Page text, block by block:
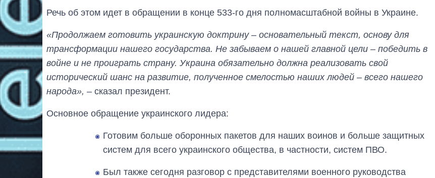
Речь об этом идет в обращении в конце 533-го дня полномасштабной войны в Украине.
«Продолжаем готовить украинскую доктрину – основательный текст, основу для
трансформации нашего государства. Не забываем о нашей главной цели – победить в
войне и не проиграть страну. Украина обязательно должна реализовать свой
исторический шанс на развитие, полученное смелостью наших людей – всего нашего
народа», – сказал президент.
Основное обращение украинского лидера:
Готовим больше оборонных пакетов для наших воинов и больше защитных
систем для всего украинского общества, в частности, систем ПВО.
Был также сегодня разговор с представителями военного руководства
тарифы на
холодную воду в
городах Украины